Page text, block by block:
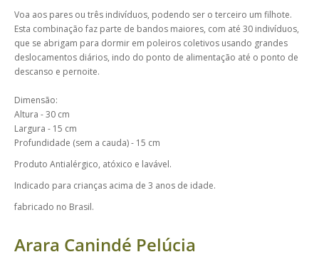
Voa aos pares ou três indivíduos, podendo ser o terceiro um filhote.
Esta combinação faz parte de bandos maiores, com até 30 indivíduos,
que se abrigam para dormir em poleiros coletivos usando grandes
deslocamentos diários, indo do ponto de alimentação até o ponto de
descanso e pernoite.
Dimensão:
Altura - 30 cm
Largura - 15 cm
Profundidade (sem a cauda) - 15 cm
Produto Antialérgico, atóxico e lavável.
Indicado para crianças acima de 3 anos de idade.
fabricado no Brasil.
Arara Canindé Pelúcia